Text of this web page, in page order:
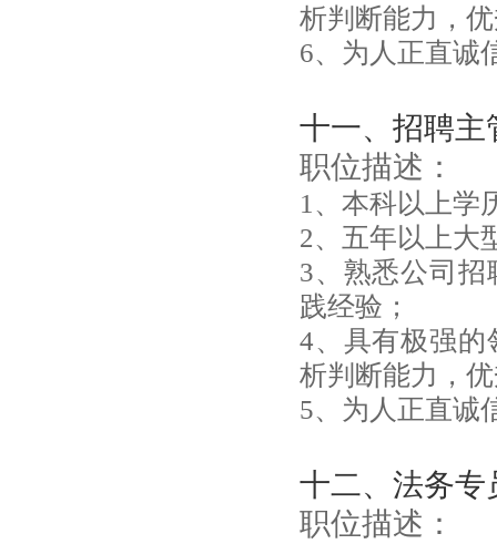
析判断能力，
6、为人正直诚
十一、招聘主
职位描述：
1、本科以上学
2、五年以上大
3、熟悉公司
践经验；
4、具有极强的
析判断能力，
5、为人正直诚
十二、法务专
职位描述：